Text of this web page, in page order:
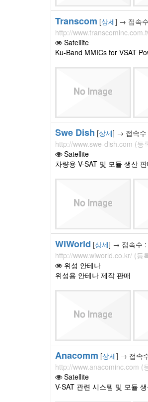
Transcom [상세] → 접속
http://
Satellite
Ku-Band MMICs for VSAT
Swe Dish [상세] → 접속수
http://www.swe-dish.com (등
Satellite
차량용 V-SAT 및 모듈 생산
WiWorld [상세] → 접속수 :
http://www.wiworld.co.kr/ (등
위성 안테나
위성용 안테나 제작 판매
Anacomm [상세] → 접속
http://www.anacominc.com (
Satellite
V-SAT 관련 시스템 및 모듈